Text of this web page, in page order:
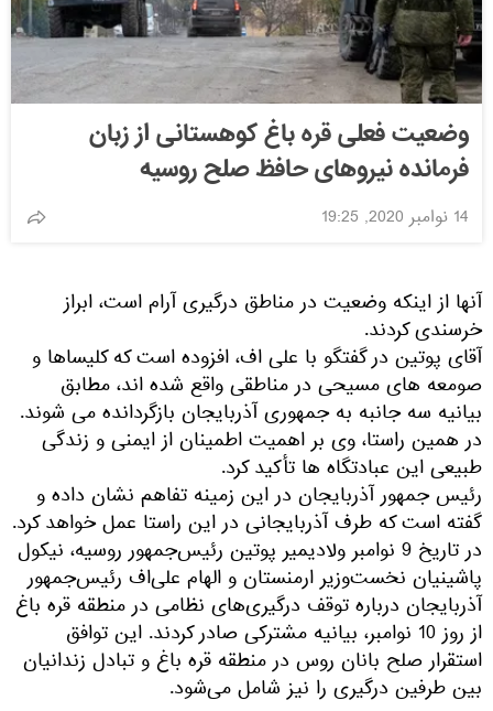
وضعیت فعلی قره باغ کوهستانی از زبان
فرمانده نیروهای حافظ صلح روسیه
14 نوامبر 2020, 19:25
آنها از اینکه وضعیت در مناطق درگیری آرام است، ابراز
خرسندی کردند.
آقای پوتین در گفتگو با علی اف، افزوده است كه كلیساها و
صومعه های مسیحی در مناطقی واقع شده اند، مطابق
بیانیه سه جانبه به جمهوری آذربایجان بازگردانده می شوند.
در همین راستا، وی بر اهمیت اطمینان از ایمنی و زندگی
طبیعی این عبادتگاه ها تأكید كرد.
رئیس جمهور آذربایجان در این زمینه تفاهم نشان داده و
گفته است كه طرف آذربایجانی در این راستا عمل خواهد كرد.
در تاریخ 9 نوامبر ولادیمیر پوتین رئیس‌جمهور روسیه، نیکول
پاشینیان نخست‌وزیر ارمنستان و الهام علی‌اف رئیس‌جمهور
آذربایجان درباره توقف درگیری‌های نظامی در منطقه قره باغ
از روز 10 نوامبر، بیانیه مشترکی صادر کردند. این توافق
استقرار صلح بانان روس در منطقه قره باغ و تبادل زندانیان
بین طرفین درگیری را نیز شامل می‌شود.